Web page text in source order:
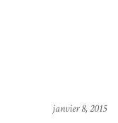
janvier 8, 2015